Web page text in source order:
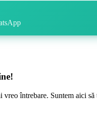
întrebare. Suntem aici să